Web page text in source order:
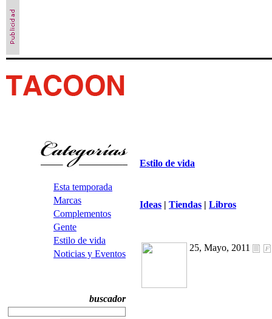
Esta temporada
Marcas
Complementos
Gente
Estilo de vida
Noticias y Eventos
buscador
Estilo de vida
Ideas | Tiendas | Libros
25, Mayo, 2011